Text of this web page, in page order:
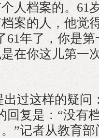
人档案的。61
案的人，他觉
61年了，你是
在你这儿第一
出过这样的疑问
回复是：“没有
”记者从教育